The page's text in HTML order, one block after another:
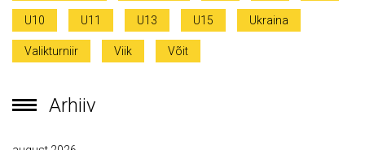
U10 U11 U13 U15 Ukraina
Valikturniir Viik Võit
Arhiiv